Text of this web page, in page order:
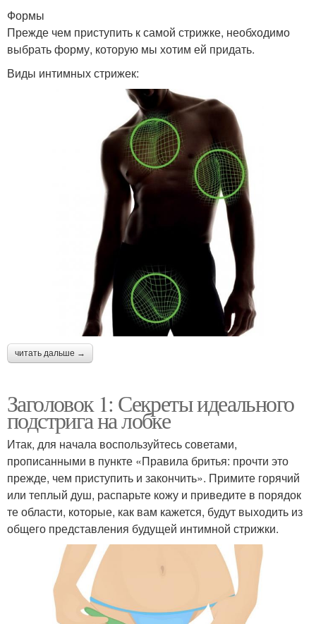
Формы
Прежде чем приступить к самой стрижке, необходимо
выбрать форму, которую мы хотим ей придать.
Виды интимных стрижек:
читать дальше →
Заголовок 1: Секреты идеального
подстрига на лобке
Итак, для начала воспользуйтесь советами,
прописанными в пункте «Правила бритья: прочти это
прежде, чем приступить и закончить». Примите горячий
или теплый душ, распарьте кожу и приведите в порядок
те области, которые, как вам кажется, будут выходить из
общего представления будущей интимной стрижки.